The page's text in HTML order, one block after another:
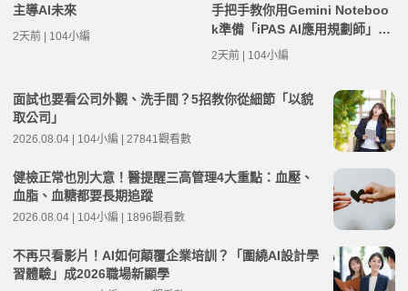
主導AI未來
2天前 | 104小編
手把手教你用Gemini Noteboo
k準備「iPAS AI應用規劃師」考
試筆記
2天前 | 104小編
面試也要看公司外觀、洗手間？5招教你從細節「以貌
取公司」
2026.08.04 | 104小編 | 27841觀看數
健檢正常也別大意！醫提醒三高管理4大重點：血壓、
血脂、血糖都要長期追蹤
2026.08.04 | 104小編 | 1896觀看數
不再只看影片！AI如何顛覆企業培訓？「圍繞AI設計學
習體驗」成2026職場新顯學